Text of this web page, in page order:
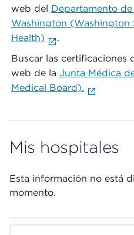
web del Departamento
Washington (Washington
Health)
.
Buscar las certificaciones
web de la Junta Médica
Medical Board).
Mis hospitales
Esta información no está
momento.